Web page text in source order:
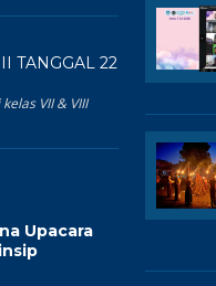
TANGGAL 22
VII & VIII
Upacara